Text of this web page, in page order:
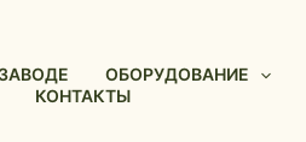
ОБОРУДОВАНИЕ
КОНТАКТЫ